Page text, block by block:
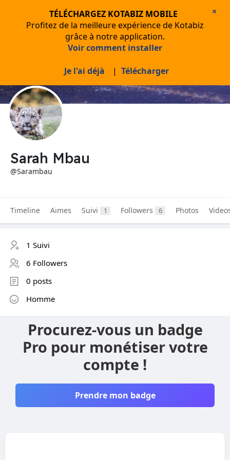
TÉLÉCHARGEZ KOTABIZ MOBILE
Profitez de la meilleure expérience de Kotabiz
grâce à notre application.
Voir comment installer
Je l'ai déjà | Télécharger
×
Sarah Mbau
@Sarambau
Timeline Aimes Suivi 1 Followers 6 Photos
1 Suivi
6 Followers
0 posts
Homme
Procurez-vous un badge
Pro pour monétiser votre
compte !
Prendre mon badge